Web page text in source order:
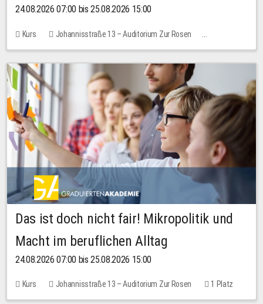
24.08.2026 07:00 bis 25.08.2026 15:00
Kurs
Johannisstraße 13 – Auditorium Zur Rosen
Keine freien Plätze
Das ist doch nicht fair! Mikropolitik und
Macht im beruflichen Alltag
24.08.2026 07:00 bis 25.08.2026 15:00
Kurs Johannisstraße 13 – Auditorium Zur Rosen
1 Platz
30,00 EUR